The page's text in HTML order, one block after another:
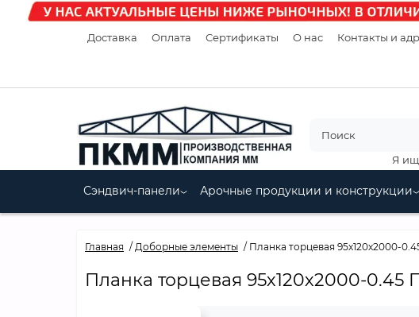
Доставка Оплата Сертификаты О нас Контакты и
Я
Сэндвич-панели Арочные продукции и конструкции
Главная Доборные элементы Планка торцевая 95х120х2000-
Планка торцевая 95х120х2000-0.45